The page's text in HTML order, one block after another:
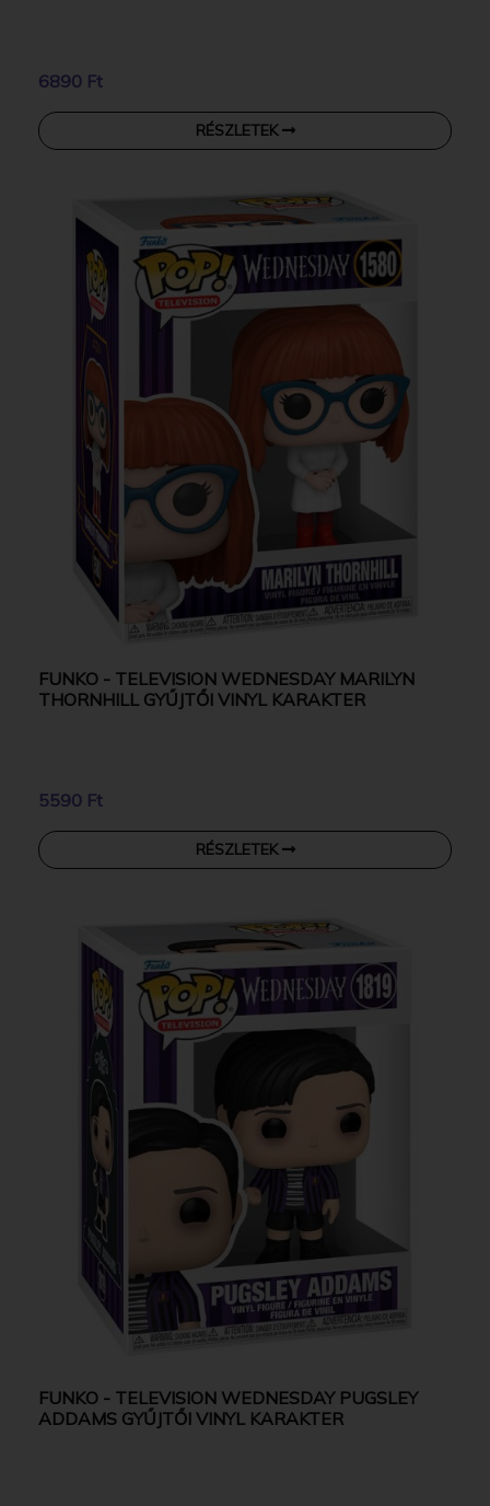
6890 Ft
RÉSZLETEK
FUNKO - TELEVISION WEDNESDAY MARILYN
THORNHILL GYŰJTŐI VINYL KARAKTER
5590 Ft
RÉSZLETEK
FUNKO - TELEVISION WEDNESDAY PUGSLEY
ADDAMS GYŰJTŐI VINYL KARAKTER